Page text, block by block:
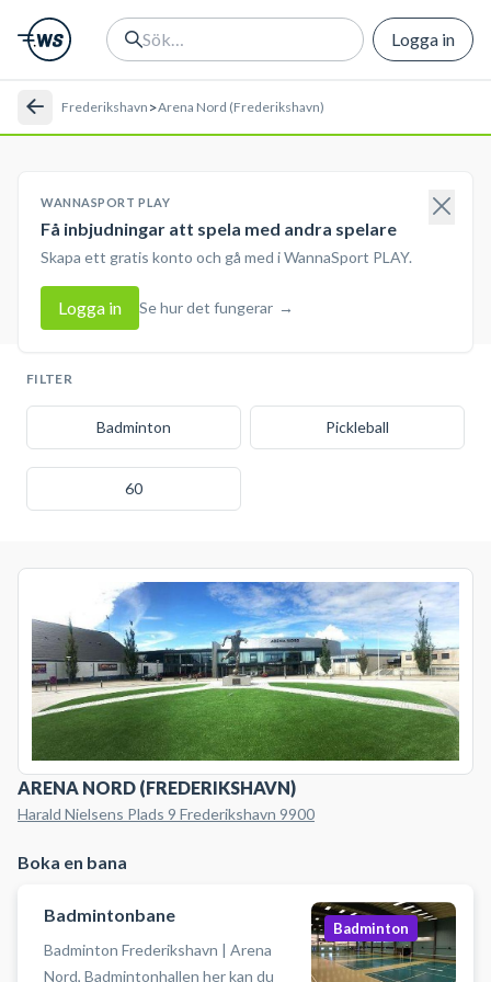
Logga in
Frederikshavn >Arena Nord (Frederikshavn)
WANNASPORT PLAY
Få inbjudningar att spela med andra spelare
Skapa ett gratis konto och gå med i WannaSport PLAY.
Logga in Se hur det fungerar →
FILTER
Badminton Pickleball
60
ARENA NORD (FREDERIKSHAVN)
Harald Nielsens Plads 9 Frederikshavn 9900
Boka en bana
Badmintonbane
Badminton Frederikshavn | Arena
Nord, Badmintonhallen her kan du
Badminton